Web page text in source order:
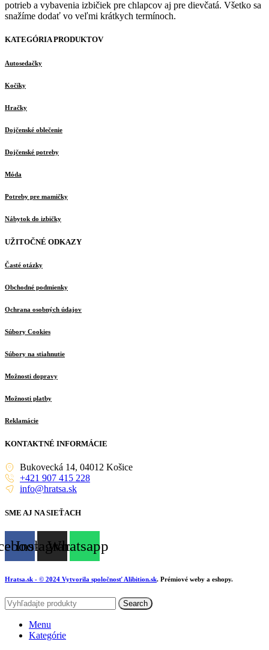
potrieb a vybavenia izbičiek pre chlapcov aj pre dievčatá. Všetko sa
snažíme dodať vo veľmi krátkych termínoch.
KATEGÓRIA PRODUKTOV
Autosedačky
Kočíky
Hračky
Dojčenské oblečenie
Dojčenské potreby
Móda
Potreby pre mamičky
Nábytok do izbičky
UŽITOČNÉ ODKAZY
Časté otázky
Obchodné podmienky
Ochrana osobných údajov
Súbory Cookies
Súbory na stiahnutie
Možnosti dopravy
Možnosti platby
Reklamácie
KONTAKTNÉ INFORMÁCIE
Bukovecká 14, 04012 Košice
+421 907 415 228
info@hratsa.sk
SME AJ NA SIEŤACH
InstagramWhatsapp
Hratsa.sk - © 2024 Vytvorila spoločnosť Alibition.sk. Prémiové weby a eshopy.
Search
Menu
Kategórie